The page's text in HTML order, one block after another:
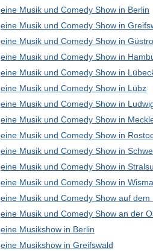
eine Musik und Comedy Show in Berlin
eine Musik und Comedy Show in
eine Musik und Comedy Show in
eine Musik und Comedy Show in
eine Musik und Comedy Show in
eine Musik und Comedy Show in Lübz
eine Musik und Comedy Show in
eine Musik und Comedy Show in
eine Musik und Comedy Show in
eine Musik und Comedy Show in
eine Musik und Comedy Show in
eine Musik und Comedy Show in
eine Musik und Comedy Show auf dem
eine Musik und Comedy Show an der
eine Musikshow in Berlin
eine Musikshow in Greifswald